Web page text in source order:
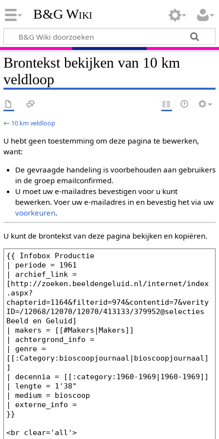
B&G Wiki
Brontekst bekijken van 10 km
veldloop
← 10 km veldloop
U hebt geen toestemming om deze pagina te bewerken,
want:
De gevraagde handeling is voorbehouden aan gebruikers
in de groep emailconfirmed.
U moet uw e-mailadres bevestigen voor u kunt
bewerken. Voer uw e-mailadres in en bevestig het via uw
voorkeuren.
U kunt de brontekst van deze pagina bekijken en kopiëren.